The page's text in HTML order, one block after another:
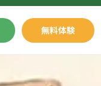
無料体験